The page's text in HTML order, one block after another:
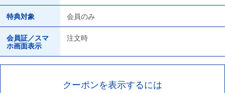
特典対象 会員のみ
会員証／スマ
ホ画面表示
注文時
クーポンを表示するには